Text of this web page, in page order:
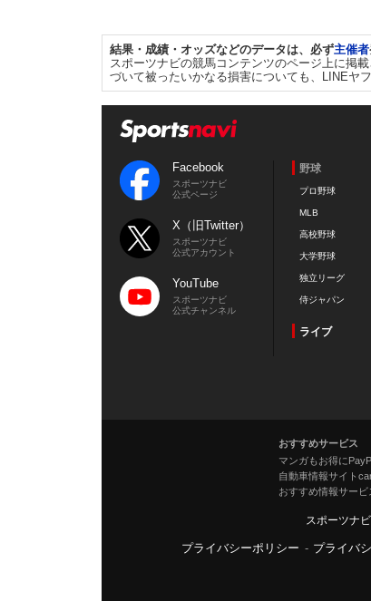
結果・成績・オッズなどのデータは、必ず主催者
スポーツナビの競馬コンテンツのページ上に掲
づいて被ったいかなる損害についても、LINEヤ
Facebook
スポーツナビ
公式ページ
X（旧Twitter）
スポーツナビ
公式アカウント
YouTube
スポーツナビ
公式チャンネル
野球
プロ野球
MLB
高校野球
大学野球
独立リーグ
侍ジャパン
ライブ
おすすめサービス
マンガもお得に
自動車情報サイト
おすすめ情報サービ
スポーツナ
プライバシーポリシー - プライバ